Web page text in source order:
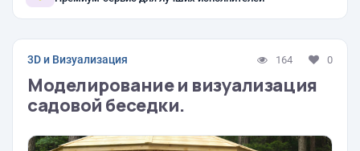
3D и Визуализация 164 0
Моделирование и визуализация
садовой беседки.